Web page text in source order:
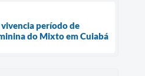
período de
do Mixto em Cuiabá